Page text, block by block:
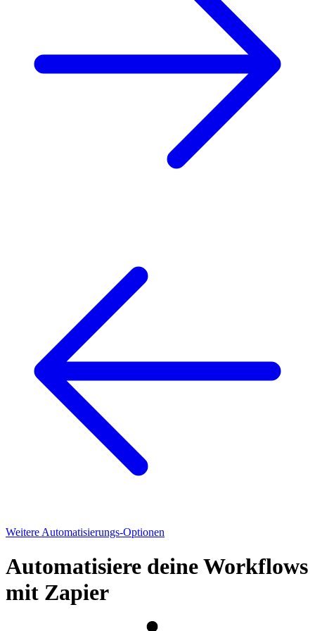
Weitere Automatisierungs-Optionen
Automatisiere deine Workflows
mit Zapier